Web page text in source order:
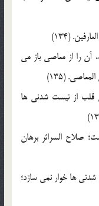
(134)
آن را از معاصي باز مي
(135)
قلب از نيست شدني ها
السرائر برهان
ها خوار نمي سازد؛